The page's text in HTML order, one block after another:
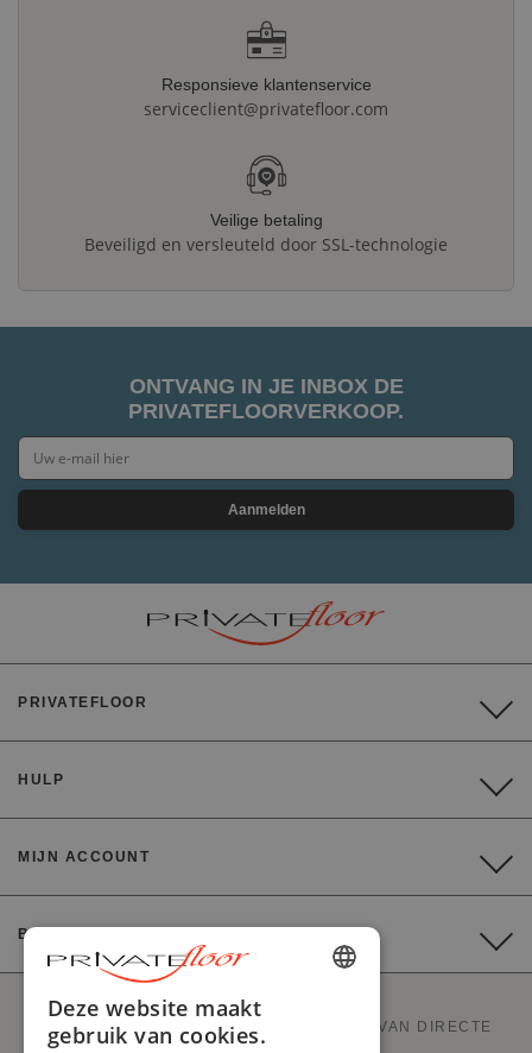
Responsieve klantenservice
serviceclient@privatefloor.com
Veilige betaling
Beveiligd en versleuteld door SSL-technologie
ONTVANG IN JE INBOX DE
PRIVATEFLOORVERKOOP.
Aanmelden
PRIVATEFLOOR
HULP
MIJN ACCOUNT
BETALING
PRIVATEFLOOR IS DE EERSTE WEBSITE VAN DIRECTE
Deze website maakt
gebruik van cookies.